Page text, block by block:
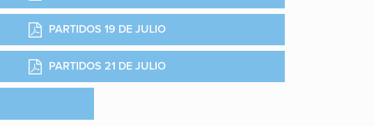
PARTIDOS 19 DE JULIO
PARTIDOS 21 DE JULIO